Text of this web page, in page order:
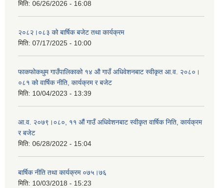
मिति: 06/26/2026 - 16:08
२०८२।०८३ को बार्षिक बजेट तथा कार्यक्रम
मिति: 07/17/2025 - 10:00
फाकफोकथुम गाउँपालिकाको १४ औ गाउँ अधिवेशनबाट स्वीकृत आ.व. २०८०।
०८१ को वार्षिक नीति, कार्यक्रम र बजेट
मिति: 10/04/2023 - 13:39
आ.व. २०७९।०८०, ११ औं गाउँ अधिवेशनबाट स्वीकृत वार्षिक निति, कार्यक्रम
र बजेट
मिति: 06/28/2022 - 15:04
बार्षिक नीति तथा कार्यक्रम ०७५।७६
मिति: 10/03/2018 - 15:23